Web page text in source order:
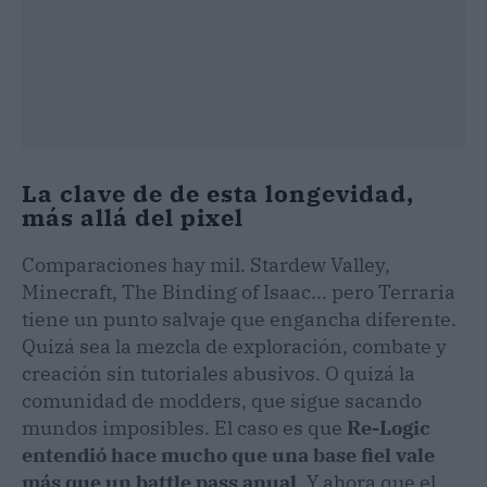
La clave de de esta longevidad,
más allá del pixel
Comparaciones hay mil. Stardew Valley,
Minecraft, The Binding of Isaac... pero Terraria
tiene un punto salvaje que engancha diferente.
Quizá sea la mezcla de exploración, combate y
creación sin tutoriales abusivos. O quizá la
comunidad de modders, que sigue sacando
mundos imposibles. El caso es que Re-Logic
entendió hace mucho que una base fiel vale
más que un battle pass anual. Y ahora que el